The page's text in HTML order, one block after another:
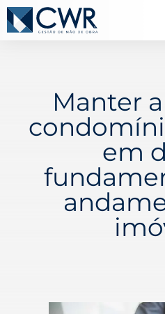
Manter
em